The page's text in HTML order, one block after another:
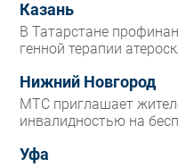
Казань
В Татарстане
генной терапии
Нижний Новгород
МТС приглашает
инвалидностью на
Уфа